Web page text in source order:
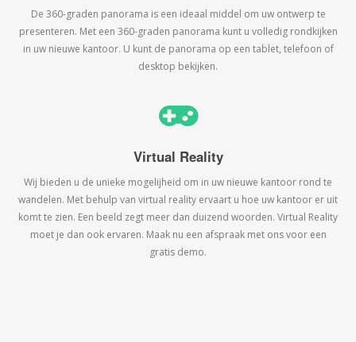
De 360-graden panorama is een ideaal middel om uw ontwerp te
presenteren. Met een 360-graden panorama kunt u volledig rondkijken
in uw nieuwe kantoor. U kunt de panorama op een tablet, telefoon of
desktop bekijken.
Virtual Reality
Wij bieden u de unieke mogelijheid om in uw nieuwe kantoor rond te
wandelen. Met behulp van virtual reality ervaart u hoe uw kantoor er uit
komt te zien. Een beeld zegt meer dan duizend woorden. Virtual Reality
moet je dan ook ervaren. Maak nu een afspraak met ons voor een
gratis demo.